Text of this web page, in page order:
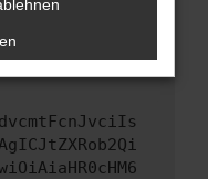
Du kannst
uns bei der